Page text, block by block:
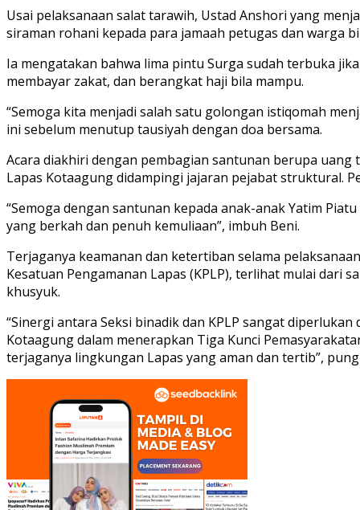
Usai pelaksanaan salat tarawih, Ustad Anshori yang
siraman rohani kepada para jamaah petugas dan warga
Ia mengatakan bahwa lima pintu Surga sudah terbuka
membayar zakat, dan berangkat haji bila mampu.
“Semoga kita menjadi salah satu golongan istiqomah
ini sebelum menutup tausiyah dengan doa bersama.
Acara diakhiri dengan pembagian santunan berupa
Lapas Kotaagung didampingi jajaran pejabat struktural.
“Semoga dengan santunan kepada anak-anak Yatim
yang berkah dan penuh kemuliaan”, imbuh Beni.
Terjaganya keamanan dan ketertiban selama
Kesatuan Pengamanan Lapas (KPLP), terlihat mulai dari
khusyuk.
“Sinergi antara Seksi binadik dan KPLP sangat
Kotaagung dalam menerapkan Tiga Kunci
terjaganya lingkungan Lapas yang aman dan tertib”,